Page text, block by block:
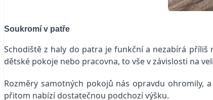
Soukromí v patře
Schodiště z haly do patra je funkční a nezabírá
dětské pokoje nebo pracovna, to vše v závislosti na
Rozměry samotných pokojů nás opravdu ohromily,
přitom nabízí dostatečnou podchozí výšku.